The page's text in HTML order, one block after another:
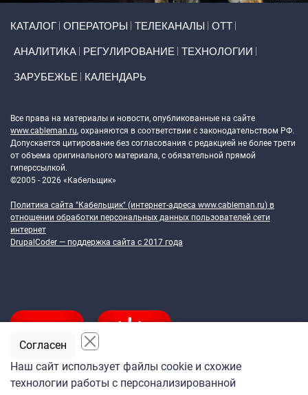
КАТАЛОГ ОПЕРАТОРЫ ТЕЛЕКАНАЛЫ ОТТ
АНАЛИТИКА РЕГУЛИРОВАНИЕ ТЕХНОЛОГИИ
ЗАРУБЕЖЬЕ КАЛЕНДАРЬ
Все права на материалы и новости, опубликованные на сайте
www.cableman.ru, охраняются в соответствии с законодательством РФ.
Допускается цитирование без согласования с редакцией не более трети
от объема оригинального материала, с обязательной прямой
гиперссылкой.
©2005 - 2026 «Кабельщик»
Политика сайта "Кабельщик" (интернет-адреса www.cableman.ru) в
отношении обработки персональных данных пользователей сети
интернет
DrupalCoder — поддержка сайта c 2017 года
Наш сайт использует файлы cookie и схожие
технологии работы с персонализированной
Согласен